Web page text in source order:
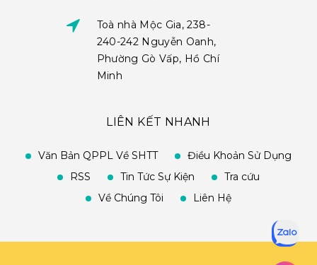
Toà nhà Mộc Gia, 238-
240-242 Nguyễn Oanh,
Phường Gò Vấp, Hồ Chí
Minh
LIÊN KẾT NHANH
Văn Bản QPPL Về SHTT
Điều Khoản Sử Dụng
RSS
Tin Tức Sự Kiện
Tra cứu
Về Chúng Tôi
Liên Hệ